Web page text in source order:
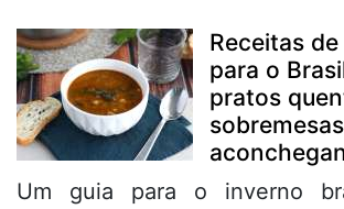
Receitas
para o
pratos
sobremesas
Um guia para o inverno